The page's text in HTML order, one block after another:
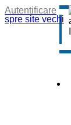
spre site vechi
Autentificare